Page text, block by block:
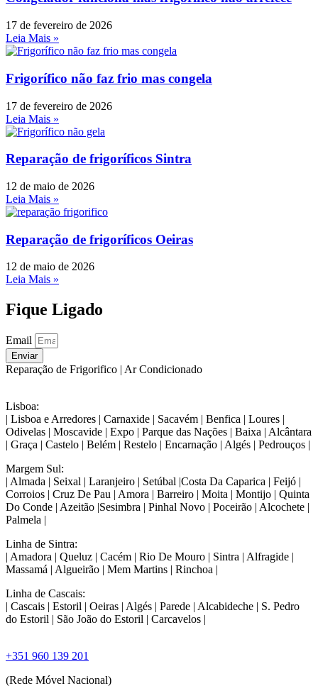
17 de fevereiro de 2026
Leia Mais »
Frigorífico não faz frio mas congela
17 de fevereiro de 2026
Leia Mais »
Reparação de frigoríficos Sintra
12 de maio de 2026
Leia Mais »
Reparação de frigoríficos Oeiras
12 de maio de 2026
Leia Mais »
Fique Ligado
Email
Enviar
Reparação de Frigorifico | Ar Condicionado
Lisboa:
| Lisboa e Arredores | Carnaxide | Sacavém | Benfica | Loures |
Odivelas | Moscavide | Expo | Parque das Nações | Baixa | Alcântara
| Graça | Castelo | Belém | Restelo | Encarnação | Algés | Pedrouços |
Margem Sul:
| Almada | Seixal | Laranjeiro | Setúbal |Costa Da Caparica | Feijó |
Corroios | Cruz De Pau | Amora | Barreiro | Moita | Montijo | Quinta
Do Conde | Azeitão |Sesimbra | Pinhal Novo | Poceirão | Alcochete |
Palmela |
Linha de Sintra:
| Amadora | Queluz | Cacém | Rio De Mouro | Sintra | Alfragide |
Massamá | Algueirão | Mem Martins | Rinchoa |
Linha de Cascais:
| Cascais | Estoril | Oeiras | Algés | Parede | Alcabideche | S. Pedro
do Estoril | São João do Estoril | Carcavelos |
+351 960 139 201
(Rede Móvel Nacional)